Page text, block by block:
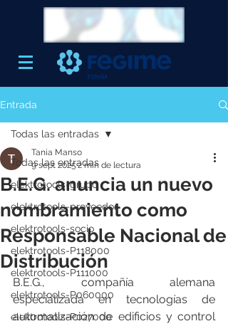
Entrada
Todas las entradas
elektrotools-grupo
elektrotools-proveedor
elektrotools-socio
elektrotools-P118000
elektrotools-P111000
elektrotools-P060000
elektrotools-P027000
Todas las entradas
B.E.G. anuncia un nuevo
nombramiento como
Responsable Nacional de
Distribución
Tania Manso
9 sept 2025 2 min de lectura
B.E.G., compañía alemana
especializada en tecnologías de
automatización de edificios y control